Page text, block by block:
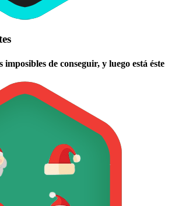
imposibles de conseguir, y luego está éste